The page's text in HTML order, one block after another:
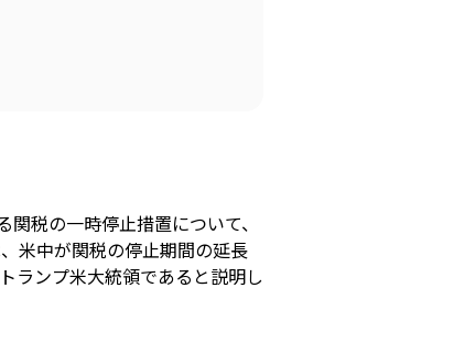
税の一時停止措置について、
米中が関税の停止期間の延長
ランプ米大統領であると説明し